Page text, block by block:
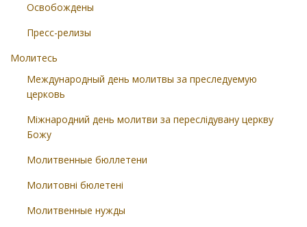
Освобождены
Пресс-релизы
Молитесь
Международный день молитвы за преследуемую
церковь
Міжнародний день молитви за переслідувану церкву
Божу
Молитвенные бюллетени
Молитовні бюлетені
Молитвенные нужды